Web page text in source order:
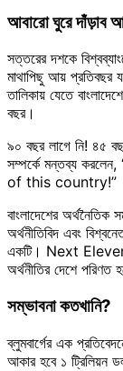
আবারো ঘুরে দাঁড়াব
সত্তরের দশকে
মাথাপিছু আয় প্রতিবছর
তালিকায় যেতে
বছর।
৯০ বছর লাগে নি! ৪৫
সম্পর্কে মন্তব্য
of this country!”
বাংলাদেশের অর্থনৈতিক
অর্থনীতিবিদ এবং
একটি। Next Eleven
অর্থনীতির দেশে পরিণত
সম্ভাবনা কতখানি?
ব্লুমবার্গের এক
আকার হবে ১ ট্রিলিয়ন